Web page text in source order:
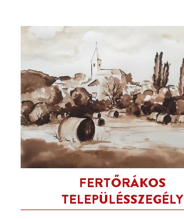
FERTŐRÁKOS
TELEPÜLÉSSZEGÉLY